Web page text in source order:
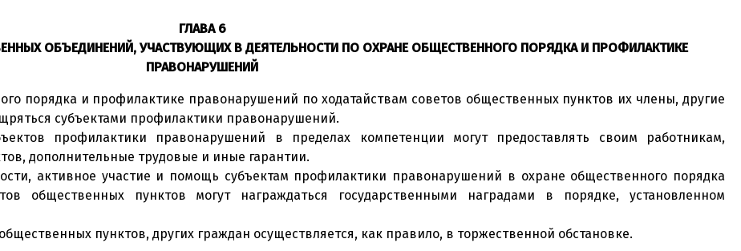
ГЛАВА 6
ОБЪЕДИНЕНИЙ, УЧАСТВУЮЩИХ В ДЕЯТЕЛЬНОСТИ ПО ОХРАНЕ ОБЩЕСТВЕННОГО ПОРЯДКА И ПРОФИЛАКТИКЕ
ПРАВОНАРУШЕНИЙ
порядка и профилактике правонарушений по ходатайствам советов общественных пунктов их члены, другие
субъектами профилактики правонарушений.
профилактики правонарушений в пределах компетенции могут предоставлять своим работникам,
дополнительные трудовые и иные гарантии.
активное участие и помощь субъектам профилактики правонарушений в охране общественного порядка
общественных пунктов могут награждаться государственными наградами в порядке, установленном
пунктов, других граждан осуществляется, как правило, в торжественной обстановке.